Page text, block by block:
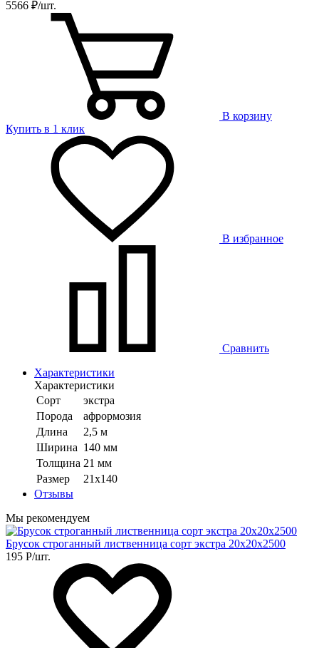
5566 ₽/шт.
В корзину
Купить в 1 клик
В избранное
Сравнить
Характеристики
Характеристики
Сорт
экстра
Порода
афрормозия
Длина
2,5 м
Ширина 140 мм
Толщина 21 мм
Размер
21х140
Отзывы
Мы рекомендуем
Брусок строганный лиственница сорт экстра 20х20х2500
195 Р/шт.